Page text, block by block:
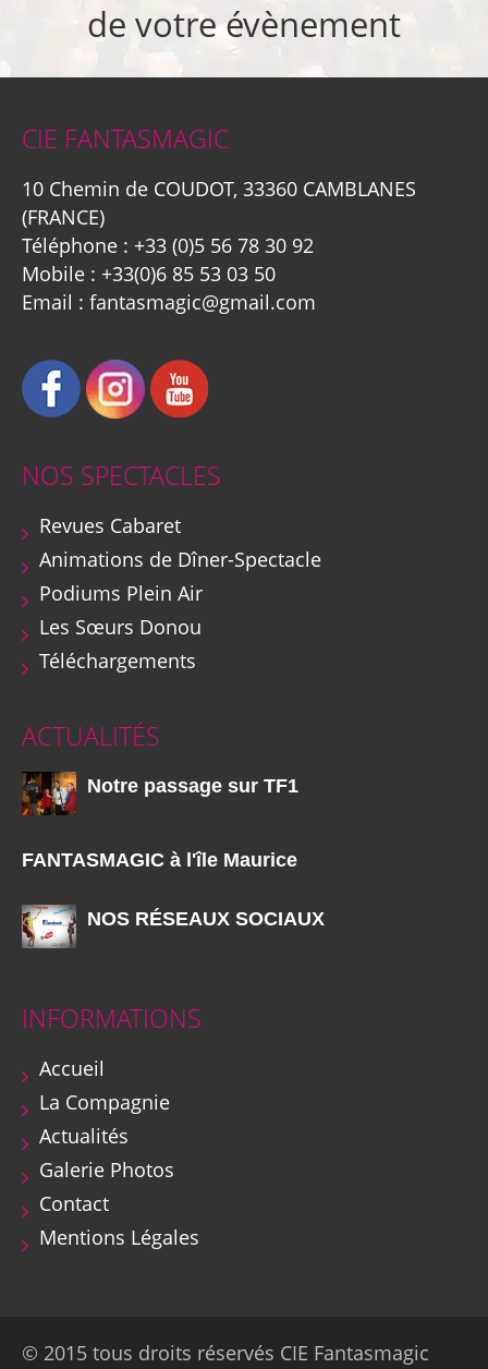
de votre évènement
CIE FANTASMAGIC
10 Chemin de COUDOT, 33360 CAMBLANES
(FRANCE)
Téléphone : +33 (0)5 56 78 30 92
Mobile : +33(0)6 85 53 03 50
Email : fantasmagic@gmail.com
NOS SPECTACLES
Revues Cabaret
Animations de Dîner-Spectacle
Podiums Plein Air
Les Sœurs Donou
Téléchargements
ACTUALITÉS
Notre passage sur TF1
FANTASMAGIC à l'île Maurice
NOS RÉSEAUX SOCIAUX
INFORMATIONS
Accueil
La Compagnie
Actualités
Galerie Photos
Contact
Mentions Légales
© 2015 tous droits réservés CIE Fantasmagic